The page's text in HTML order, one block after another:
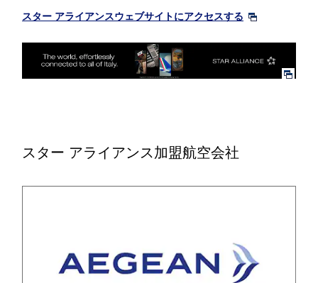
スター アライアンスウェブサイトにアクセスする
スター アライアンス加盟航空会社